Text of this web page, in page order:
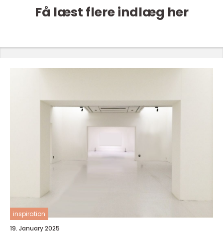
Få læst flere indlæg her
inspiration
19. January 2025